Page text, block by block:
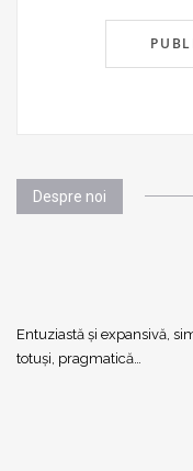
Despre noi
Entuziastă şi expansivă,
totuşi, pragmatică…